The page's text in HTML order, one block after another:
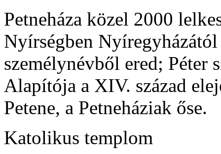
Petneháza közel 2000
Nyírségben
személynévből ered; Péter
Alapítója a XIV. század
Petene, a Petneháziak őse.
Katolikus templom